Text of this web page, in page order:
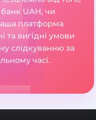
UAH, чи
платформа
та вигідні умови
слідкуванню за
часі.